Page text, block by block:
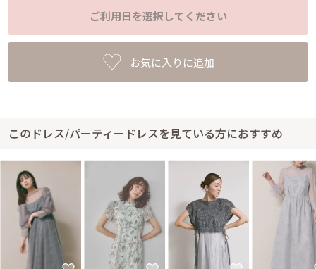
ご利用日を選択してください
お気に入りに追加
このドレス/パーティードレスを見ている方におすすめ